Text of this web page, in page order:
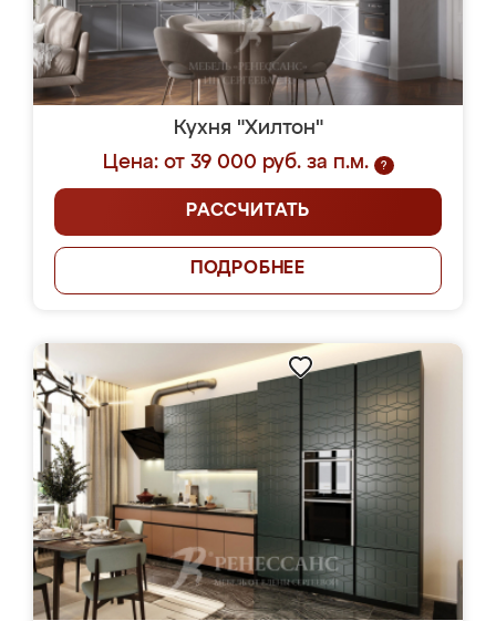
Кухня "Хилтон"
Цена: от 39 000 руб. за п.м.
?
РАССЧИТАТЬ
ПОДРОБНЕЕ